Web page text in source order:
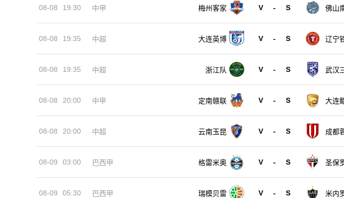
08-08 19:30 中甲 梅州客家 V - S 佛山
08-08 19:35 中超 大连英博 V - S 辽宁
08-08 19:35 中超 浙江队 V - S 武汉
08-08 20:00 中甲 定南赣联 V - S 大连
08-08 20:00 中超 云南玉昆 V - S 成都
08-09 03:00 巴西甲 格雷米奥 V - S 圣保
08-09 05:30 巴西甲 瑞模贝雷 V - S 米内